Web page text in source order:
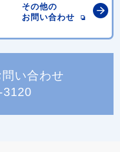
その他の
お問い合わせ
い合わせ
3120